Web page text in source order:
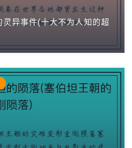
异事件(十大不为人知的超